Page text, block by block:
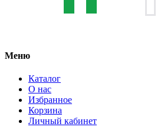
Меню
Каталог
О нас
Избранное
Корзина
Личный кабинет